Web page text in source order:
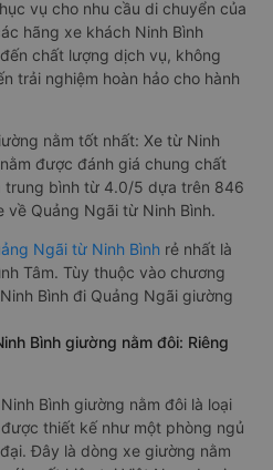
vụ cho nhu cầu di chuyển của
hãng xe khách Ninh Bình
chất lượng dịch vụ, không
trải nghiệm hoàn hảo cho hành
nằm tốt nhất: Xe từ Ninh
được đánh giá chung chất
trung bình từ 4.0/5 dựa trên 846
về Quảng Ngãi từ Ninh Bình.
Ngãi từ Ninh Bình rẻ nhất là
Tâm. Tùy thuộc vào chương
Bình đi Quảng Ngãi giường
Bình giường nằm đôi: Riêng
Bình giường nằm đôi là loại
thiết kế như một phòng ngủ
Đây là dòng xe giường nằm